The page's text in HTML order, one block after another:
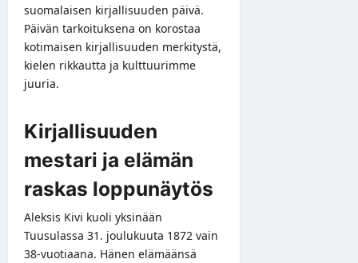
suomalaisen kirjallisuuden päivä.
Päivän tarkoituksena on korostaa
kotimaisen kirjallisuuden merkitystä,
kielen rikkautta ja kulttuurimme
juuria.
Kirjallisuuden
mestari ja elämän
raskas loppunäytös
Aleksis Kivi kuoli yksinään
Tuusulassa 31. joulukuuta 1872 vain
38-vuotiaana. Hänen elämäänsä